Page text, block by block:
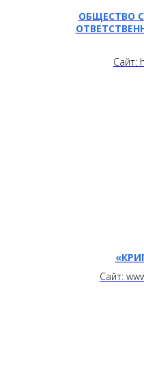
ОБЩЕСТВО
Сайт:
Сайт: